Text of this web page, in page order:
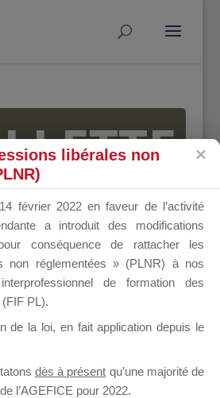
DU
il y a un mois
libérales non
février 2022 en faveur de l’activité
a introduit des modifications
conséquence de rattacher les
non réglementées » (PLNR) à nos
de formation des
PL).
de la loi, en fait application depuis le
dès à présent qu’une majorité de
l’AGEFICE pour 2022.